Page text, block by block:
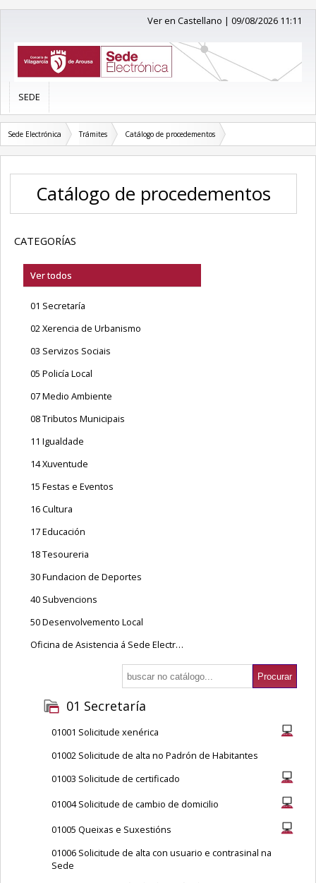
Ver en Castellano |09/08/2026 11:11
SEDE
Sede Electrónica Trámites Catálogo de procedementos
Catálogo de procedementos
CATEGORÍAS
Ver todos
01 Secretaría
02 Xerencia de Urbanismo
03 Servizos Sociais
05 Policía Local
07 Medio Ambiente
08 Tributos Municipais
11 Igualdade
14 Xuventude
15 Festas e Eventos
16 Cultura
17 Educación
18 Tesoureria
30 Fundacion de Deportes
40 Subvencions
50 Desenvolvemento Local
Oficina de Asistencia á Sede Electrónica do Concello de Vilagarcía de Arousa
01 Secretaría
01001 Solicitude xenérica
01002 Solicitude de alta no Padrón de Habitantes
01003 Solicitude de certificado
01004 Solicitude de cambio de domicilio
01005 Queixas e Suxestións
01006 Solicitude de alta con usuario e contrasinal na
Sede